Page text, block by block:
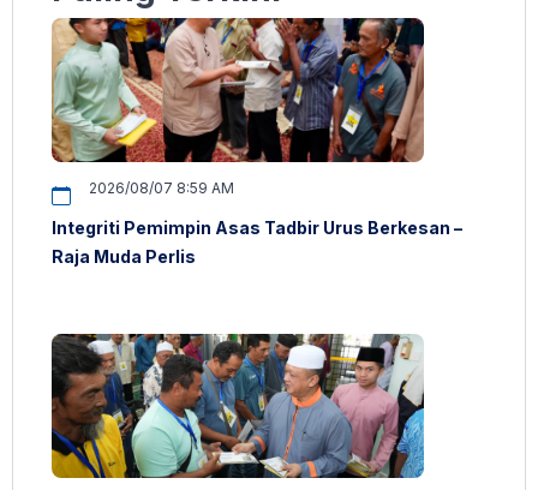
2026/08/07 8:59 AM
Integriti Pemimpin Asas Tadbir Urus Berkesan –
Raja Muda Perlis